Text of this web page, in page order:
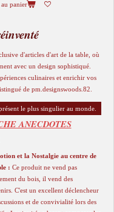
panier
d'articles d'art de la table, où
avec un design sophistiqué.
culinaires et enrichir vos
de pm.designswoods.82.
le plus singulier au monde.
ANECDOTES
et la Nostalgie au centre de
: Ce produit ne vend pas
du bois, il vend des
C'est un excellent déclencheur
et de convivialité lors des